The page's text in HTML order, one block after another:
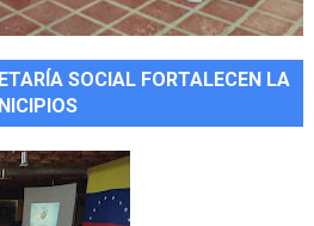
SOCIAL FORTALECEN LA